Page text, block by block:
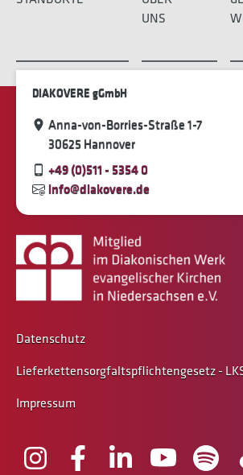
UNS
DIAKOVERE gGmbH
Anna-von-Borries-Straße 1-7
30625 Hannover
+49 (0)511 - 5354 0
info@diakovere.de
Datenschutz
Lieferkettensorgfaltspflichtengesetz -
Impressum